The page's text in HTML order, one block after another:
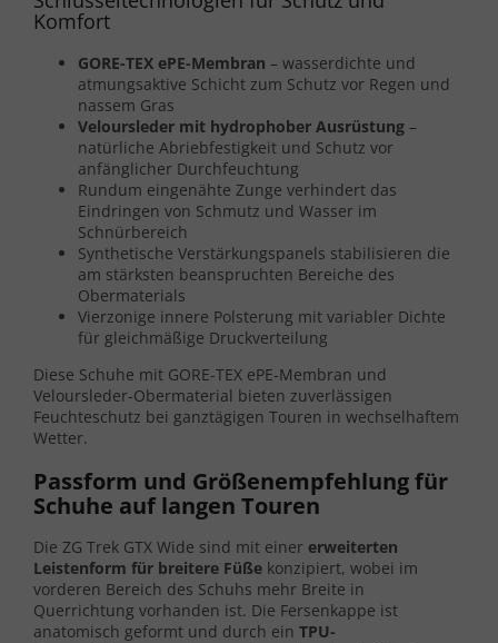
Komfort
GORE-TEX ePE-Membran – wasserdichte und
atmungsaktive Schicht zum Schutz vor Regen und
nassem Gras
Veloursleder mit hydrophober Ausrüstung –
natürliche Abriebfestigkeit und Schutz vor
anfänglicher Durchfeuchtung
Rundum eingenähte Zunge verhindert das
Eindringen von Schmutz und Wasser im
Schnürbereich
Synthetische Verstärkungspanels stabilisieren die
am stärksten beanspruchten Bereiche des
Obermaterials
Vierzonige innere Polsterung mit variabler Dichte
für gleichmäßige Druckverteilung
Diese Schuhe mit GORE-TEX ePE-Membran und
Veloursleder-Obermaterial bieten zuverlässigen
Feuchteschutz bei ganztägigen Touren in wechselhaftem
Wetter.
Passform und Größenempfehlung für
Schuhe auf langen Touren
Die ZG Trek GTX Wide sind mit einer erweiterten
Leistenform für breitere Füße konzipiert, wobei im
vorderen Bereich des Schuhs mehr Breite in
Querrichtung vorhanden ist. Die Fersenkappe ist
anatomisch geformt und durch ein TPU-